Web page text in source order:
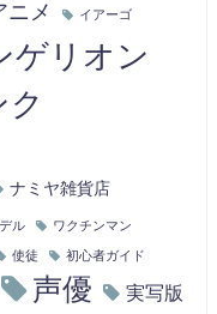
ニメ イアーゴ
ゲリオン
ク
ナミヤ雑貨店
ル ワクチンマン
使徒 初心者ガイド
声優 実写版